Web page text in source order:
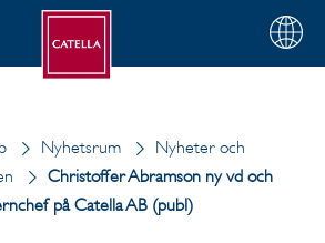
Välj
din
Nyhetsrum
Nyheter och
Christoffer Abramson ny vd och
på Catella AB (publ)